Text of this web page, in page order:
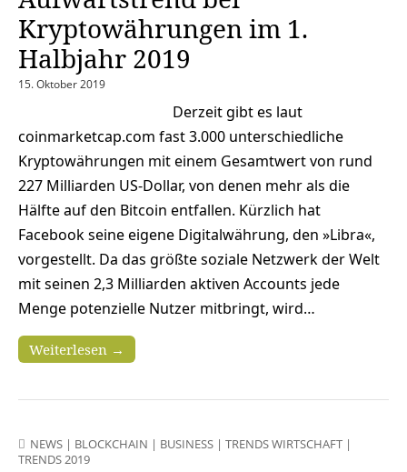
Kryptowährungen im 1.
Halbjahr 2019
15. Oktober 2019
Derzeit gibt es laut
coinmarketcap.com fast 3.000 unterschiedliche
Kryptowährungen mit einem Gesamtwert von rund
227 Milliarden US-Dollar, von denen mehr als die
Hälfte auf den Bitcoin entfallen. Kürzlich hat
Facebook seine eigene Digitalwährung, den »Libra«,
vorgestellt. Da das größte soziale Netzwerk der Welt
mit seinen 2,3 Milliarden aktiven Accounts jede
Menge potenzielle Nutzer mitbringt, wird…
Weiterlesen →
NEWS | BLOCKCHAIN | BUSINESS | TRENDS WIRTSCHAFT |
TRENDS 2019